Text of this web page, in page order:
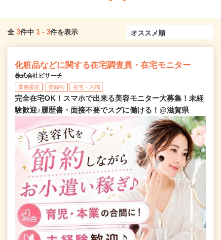
全 3件中 1 - 3件を表示
化粧品などに関する在宅調査員・在宅モニター
株式会社ビサーチ
業務委託 登録制 在宅・内職
完全在宅OK！スマホで出来る美容モニター大募集！未経
験歓迎♪履歴書・面接不要でスグに働ける！@滋賀県